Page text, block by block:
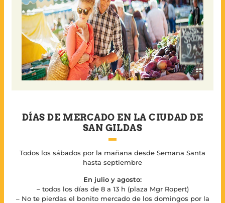
DÍAS DE MERCADO EN LA CIUDAD DE
SAN GILDAS
Todos los sábados por la mañana desde Semana Santa
hasta septiembre
En julio y agosto:
– todos los días de 8 a 13 h (plaza Mgr Ropert)
– No te pierdas el bonito mercado de los domingos por la